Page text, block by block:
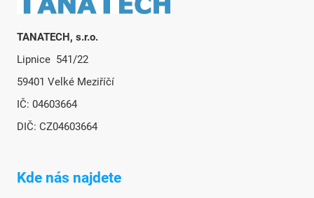
TANATECH, s.r.o.
Lipnice 541/22
59401 Velké Meziříčí
IČ: 04603664
DIČ: CZ04603664
Kde nás najdete